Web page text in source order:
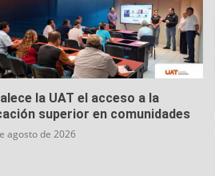
la UAT el acceso a la
superior en comunidades
agosto de 2026